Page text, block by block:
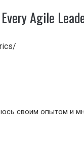
Agile
своим опытом